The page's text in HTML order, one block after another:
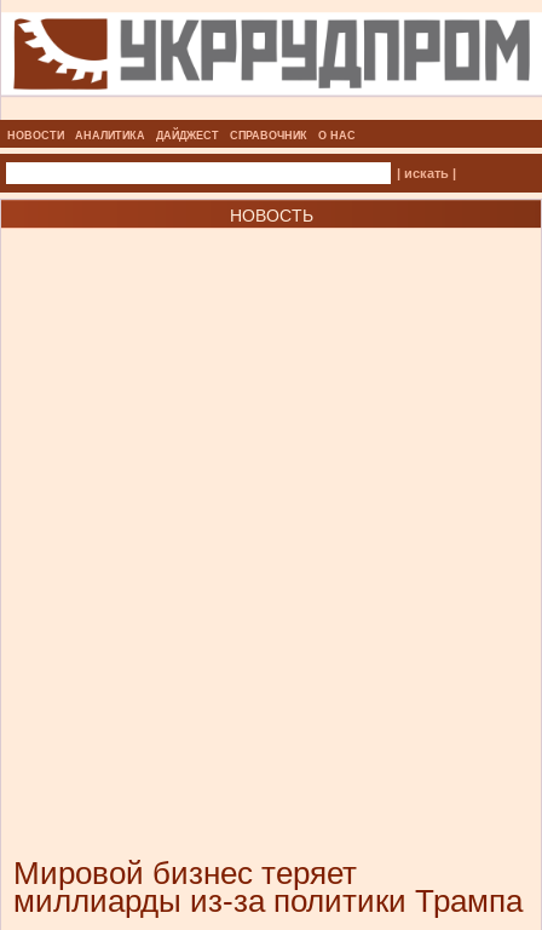
НОВОСТИ АНАЛИТИКА ДАЙДЖЕСТ СПРАВОЧНИК О НАС
| искать |
НОВОСТЬ
Мировой бизнес теряет
миллиарды из-за политики Трампа